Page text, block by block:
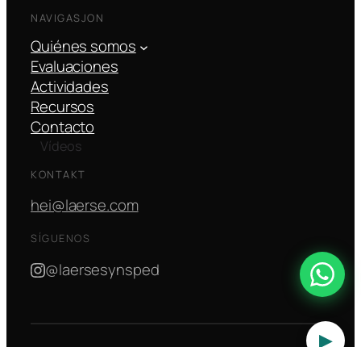
NAVIGASJON
Quiénes somos
Evaluaciones
Actividades
Recursos
Contacto
Vídeos
KONTAKT
hei@laerse.com
SÍGUENOS
@laersesynsped
▶